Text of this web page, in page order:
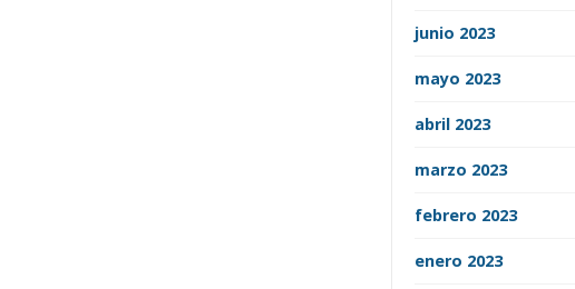
junio 2023
mayo 2023
abril 2023
marzo 2023
febrero 2023
enero 2023